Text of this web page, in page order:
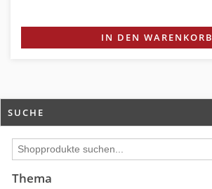
IN DEN WARENKORB
SUCHE
Thema